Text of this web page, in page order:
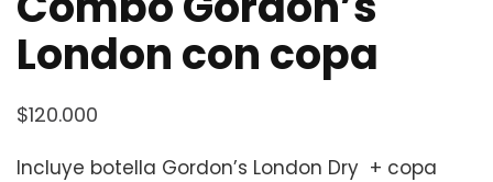
London con copa
$120.000
Incluye botella Gordon’s London Dry + copa